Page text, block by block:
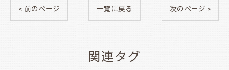
< 前のページ 一覧に戻る 次のページ >
関連タグ